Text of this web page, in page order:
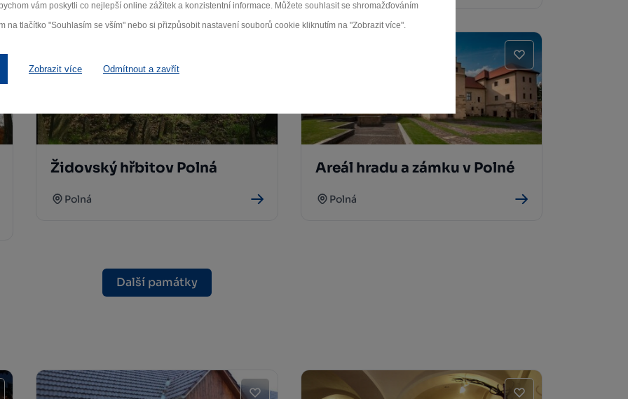
vám poskytli co nejlepší online zážitek a konzistentní informace. Můžete souhlasit se shromažďováním
na tlačítko "Souhlasím se vším" nebo si přizpůsobit nastavení souborů cookie kliknutím na "Zobrazit více".
Zobrazit více Odmítnout a zavřít
Židovský hřbitov Polná
Polná
Areál hradu a zámku v Polné
Polná
Další památky